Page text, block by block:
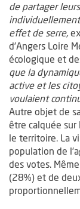
de partager
effet de serre,
d’Angers Loire
écologique et
que la
active et les
voulaient
Autre objet de
être calquée
le territoire. La
population de
des votes.
(28%) et de